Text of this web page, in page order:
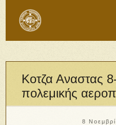
Κοτζα Αναστας
πολεμικής
8